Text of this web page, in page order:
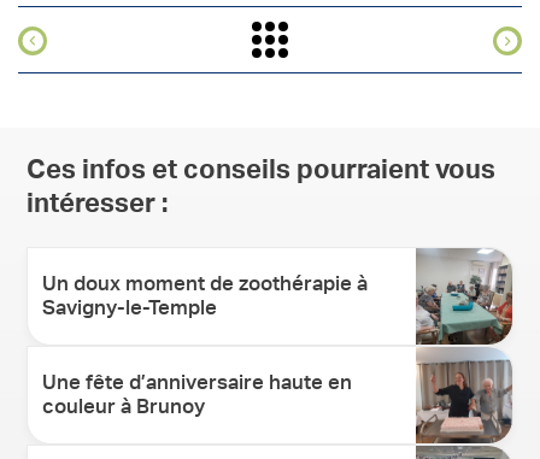
Ces infos et conseils pourraient vous
intéresser :
Un doux moment de zoothérapie à
Savigny-le-Temple
Une fête d’anniversaire haute en
couleur à Brunoy